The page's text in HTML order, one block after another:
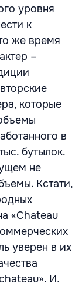
уровня
к
же время
–
которые
в
бутылок.
не
Кстати,
«Chateau
уверен в их
И,